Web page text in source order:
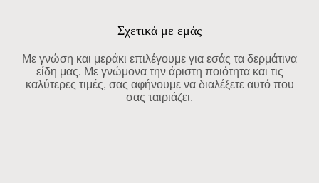
Σχετικά με εμάς
Με γνώση και μεράκι επιλέγουμε για εσάς τα δερμάτινα
είδη μας. Με γνώμονα την άριστη ποιότητα και τις
καλύτερες τιμές, σας αφήνουμε να διαλέξετε αυτό που
σας ταιριάζει.